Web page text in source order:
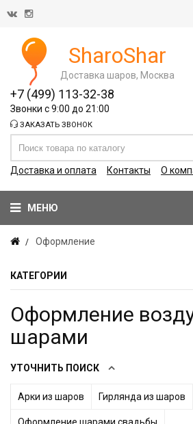
SharoShar
Доставка шаров, Москва
+7 (499) 113-32-38
Звонки с 9:00 до 21:00
ЗАКАЗАТЬ ЗВОНОК
Доставка и оплата Контакты О
МЕНЮ
Оформление
КАТЕГОРИИ
Оформление
шарами
УТОЧНИТЬ ПОИСК
Арки из шаров Гирлянда из шаров